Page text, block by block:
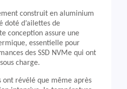
construit en aluminium
doté d’ailettes de
conception assure une
essentielle pour
des SSD NVMe qui ont
charge.
ont révélé que même après